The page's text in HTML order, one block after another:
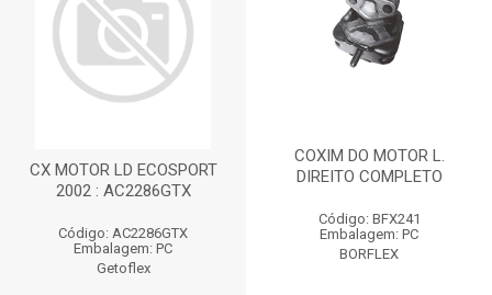
CX MOTOR LD ECOSPORT
2002 : AC2286GTX
Código: AC2286GTX
Embalagem: PC
Getoflex
COXIM DO MOTOR L.
DIREITO COMPLETO
Código: BFX241
Embalagem: PC
BORFLEX